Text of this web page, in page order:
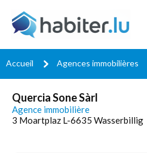
Accueil Agences immobilières
Quercia Sone Sàrl
Agence immobilière
3 Moartplaz L-6635 Wasserbillig